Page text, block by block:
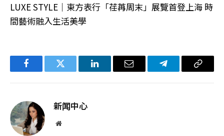
LUXE STYLE｜東方表行「荏苒周末」展覽首登上海 時
間藝術融入生活美學
FacebookTwitter LinkedIn电
Telegram复
新闻中心
网